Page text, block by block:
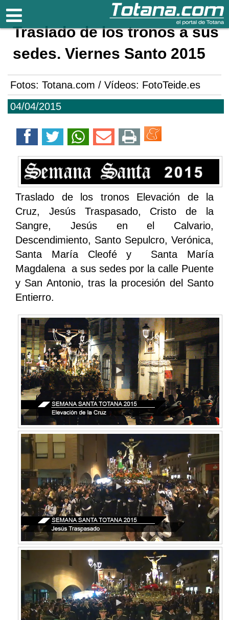
Totana.com
04/04/2015
Traslado de los tronos a sus
sedes. Viernes Santo 2015
Fotos: Totana.com / Vídeos: FotoTeide.es
Traslado de los tronos Elevación de la
Cruz, Jesús Traspasado, Cristo de la
Sangre, Jesús en el Calvario,
Descendimiento, Santo Sepulcro, Verónica,
Santa María Cleofé y Santa María
Magdalena a sus sedes por la calle Puente
y San Antonio, tras la procesión del Santo
Entierro.